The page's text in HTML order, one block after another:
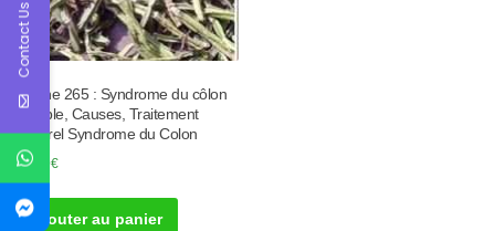
Tisane 265 : Syndrome du côlon
irritable, Causes, Traitement
Naturel Syndrome du Colon
30.00€
Ajouter au panier
Contact Us